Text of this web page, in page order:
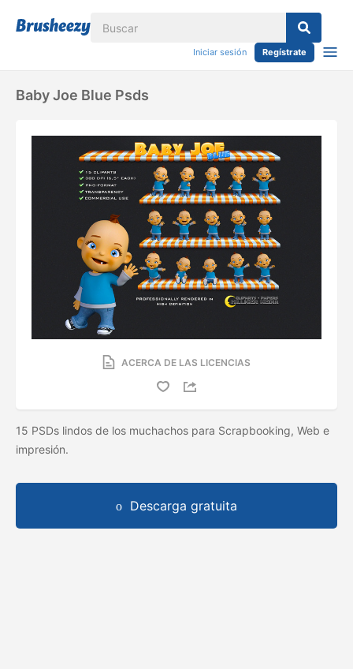
Iniciar sesión Regístrate
Baby Joe Blue Psds
ACERCA DE LAS LICENCIAS
15 PSDs lindos de los muchachos para Scrapbooking, Web e
impresión.
Descarga gratuita